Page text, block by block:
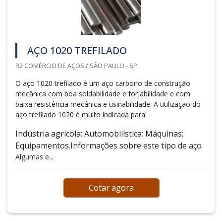
AÇO 1020 TREFILADO
R2 COMÉRCIO DE AÇOS / SÃO PAULO - SP
O aço 1020 trefilado é um aço carbono de construção
mecânica com boa soldabilidade e forjabilidade e com
baixa resistência mecânica e usinabilidade. A utilização do
aço trefilado 1020 é muito indicada para:
Indústria agrícola; Automobilística; Máquinas;
Equipamentos.Informações sobre este tipo de aço
Algumas e...
Cotar agora